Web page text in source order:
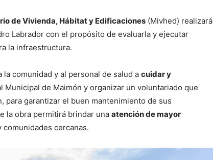
de Vivienda, Hábitat y Edificaciones (Mivhed) realizará
Labrador con el propósito de evaluarla y ejecutar
la infraestructura.
comunidad y al personal de salud a cuidar y
Municipal de Maimón y organizar un voluntariado que
para garantizar el buen mantenimiento de sus
la obra permitirá brindar una atención de mayor
cercanas.